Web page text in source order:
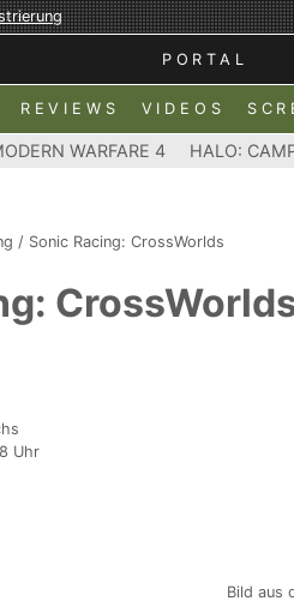
PORTAL
REVIEWS VIDEOS
WARFARE 4 HALO:
/ Sonic Racing: CrossWorlds
Uhr
Bild aus